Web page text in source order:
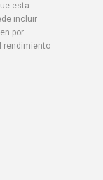
esta
incluir
por
rendimiento